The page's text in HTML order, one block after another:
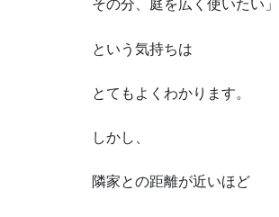
その分、庭を広く使いたい」
という気持ちは
とてもよくわかります。
しかし、
隣家との距離が近いほど